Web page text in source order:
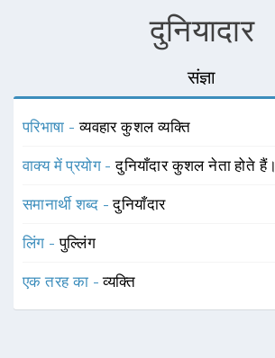
दुनियादार
संज्ञा
परिभाषा -व्यवहार कुशल व्यक्ति
वाक्य में प्रयोग -दुनियाँदार कुशल नेता होते हैं।
समानार्थी शब्द -दुनियाँदार
लिंग -पुल्लिंग
एक तरह का -व्यक्ति